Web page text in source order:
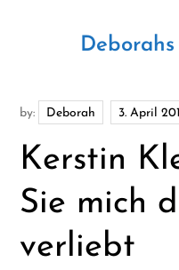
by: Deborah
Kerstin
Sie mich
verliebt